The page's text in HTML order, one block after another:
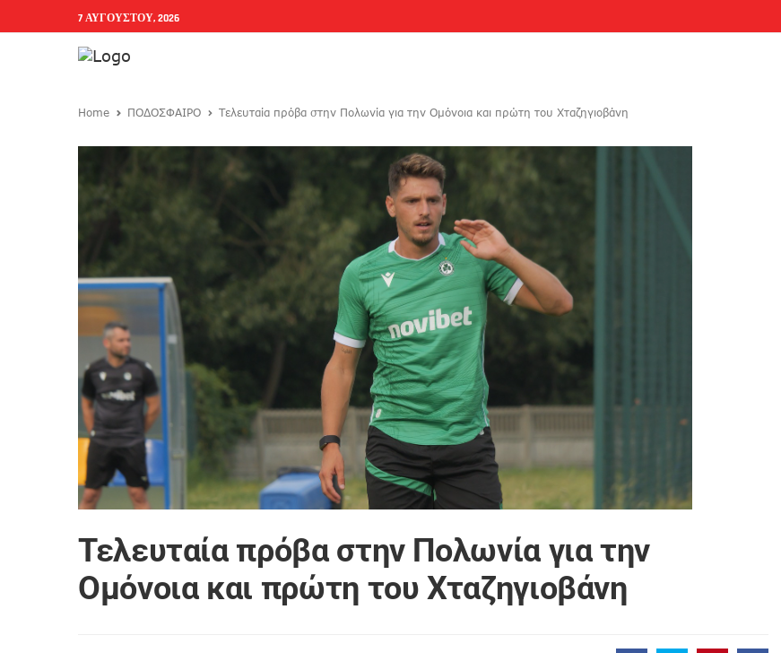
7 ΑΥΓΟΎΣΤΟΥ, 2026
Home ΠΟΔΟΣΦΑΙΡΟ Τελευταία πρόβα στην Πολωνία για την Ομόνοια και πρώτη του Χταζηγιοβάνη
Τελευταία πρόβα στην Πολωνία για την
Ομόνοια και πρώτη του Χταζηγιοβάνη